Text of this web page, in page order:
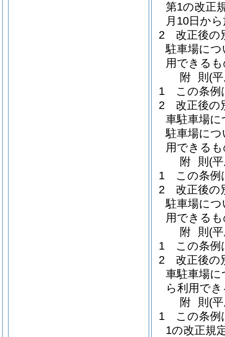
第1の改正
月10日か
2
改正後の
駐車場に
用できる
附 則 (
1
この条例
2
改正後の
車駐車場に
駐車場に
用できる
附 則 (
1
この条例
2
改正後の
駐車場に
用できる
附 則 (
1
この条例
2
改正後の
車駐車場
ら利用で
附 則 (
1
この条例
1の改正規